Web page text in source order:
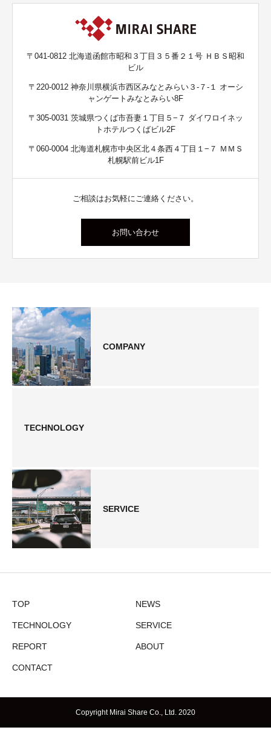
〒041-0812 北海道函館市昭和３丁目３５番２１号 ＨＢＳ昭和
ビル
〒220-0012 神奈川県横浜市西区みなとみらい３-７-１ オーシ
ャンゲートみなとみらい8F
〒305-0031 茨城県つくば市吾妻１丁目５−７ ダイワロイネッ
トホテルつくばビル2F
〒060-0004 北海道札幌市中央区北４条西４丁目１−７ ＭＭＳ
札幌駅前ビル1F
ご相談はお気軽にご連絡ください。
お問い合わせ
COMPANY
TECHNOLOGY
SERVICE
TOP NEWS
TECHNOLOGY SERVICE
REPORT ABOUT
CONTACT
Copyright Mirai Share Co., Ltd. 2020